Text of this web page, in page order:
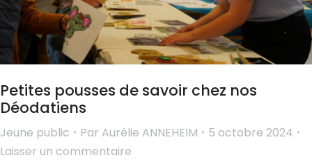
Petites pousses de savoir chez nos
Déodatiens
Jeune public Par Aurélie ANNEHEIM
5 octobre 2024
Laisser un commentaire